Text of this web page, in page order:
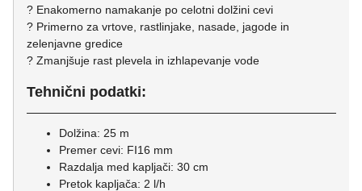
? Enakomerno namakanje po celotni dolžini cevi
? Primerno za vrtove, rastlinjake, nasade, jagode in
zelenjavne gredice
? Zmanjšuje rast plevela in izhlapevanje vode
Tehnični podatki:
Dolžina: 25 m
Premer cevi: FI16 mm
Razdalja med kapljači: 30 cm
Pretok kapljača: 2 l/h